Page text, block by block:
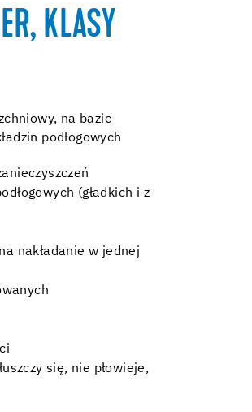
KLASY
na bazie
podłogowych
(gładkich i z
nakładanie w jednej
się, nie płowieje,